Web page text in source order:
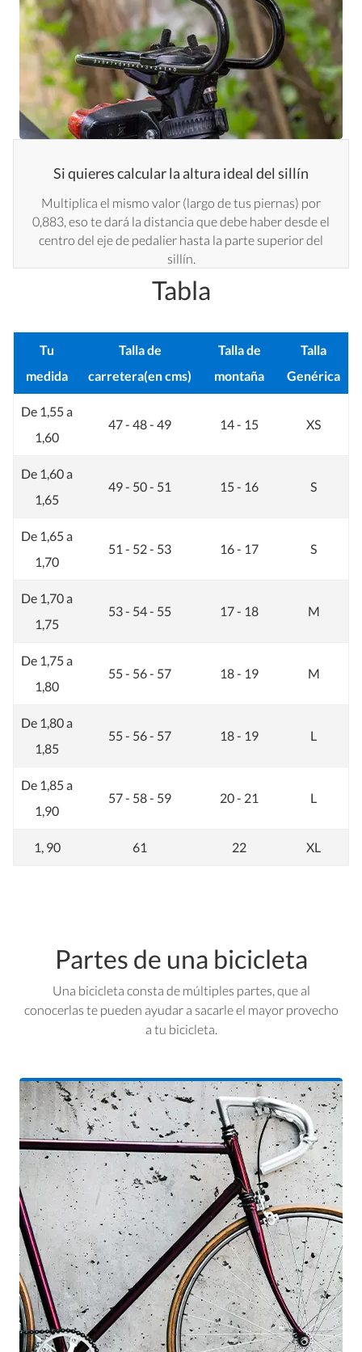
Si quieres calcular la altura ideal del sillín
Multiplica el mismo valor (largo de tus piernas) por
0,883, eso te dará la distancia que debe haber desde el
centro del eje de pedalier hasta la parte superior del
sillín.
Tabla
Tu
medida
Talla de
carretera(en cms)
Talla de
montaña
Talla
Genérica
De 1,55 a
1,60
47 - 48 - 49 14 - 15 XS
De 1,60 a
1,65
49 - 50 - 51 15 - 16 S
De 1,65 a
1,70
51 - 52 - 53 16 - 17 S
De 1,70 a
1,75
53 - 54 - 55 17 - 18 M
De 1,75 a
1,80
55 - 56 - 57 18 - 19 M
De 1,80 a
1,85
55 - 56 - 57 18 - 19 L
De 1,85 a
1,90
57 - 58 - 59 20 - 21 L
1, 90 61 22 XL
Partes de una bicicleta
Una bicicleta consta de múltiples partes, que al
conocerlas te pueden ayudar a sacarle el mayor provecho
a tu bicicleta.